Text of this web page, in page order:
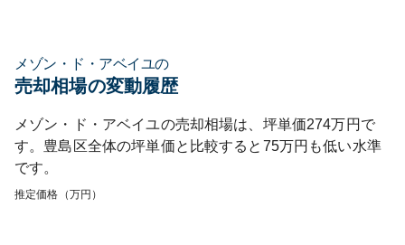
メゾン・ド・アベイユの
売却相場の変動履歴
メゾン・ド・アベイユの売却相場は、坪単価274万円で
す。 豊島区全体の坪単価と比較すると 75万円も低い水準
です。
推定価格（万円）